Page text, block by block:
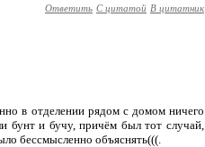
Ответить С цитатой В цитатник
в отделении рядом с домом ничего
бунт и бучу, причём был тот случай,
бессмысленно объяснять(((.